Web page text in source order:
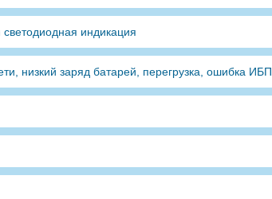
индикация
низкий заряд батарей, перегрузка, ошибка ИБП